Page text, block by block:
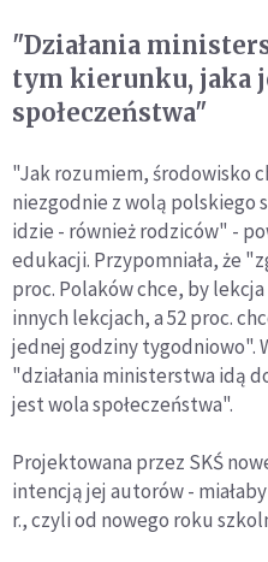
"Działania
tym kierunku, jaka
społeczeństwa"
"Jak rozumiem, środowisko
niezgodnie z wolą polskiego
idzie - również rodziców" -
edukacji. Przypomniała, że
proc. Polaków chce, by
innych lekcjach, a 52 proc.
jednej godziny tygodniowo".
"działania ministerstwa idą
jest wola społeczeństwa".
Projektowana przez SKŚ
intencją jej autorów -
r., czyli od nowego roku